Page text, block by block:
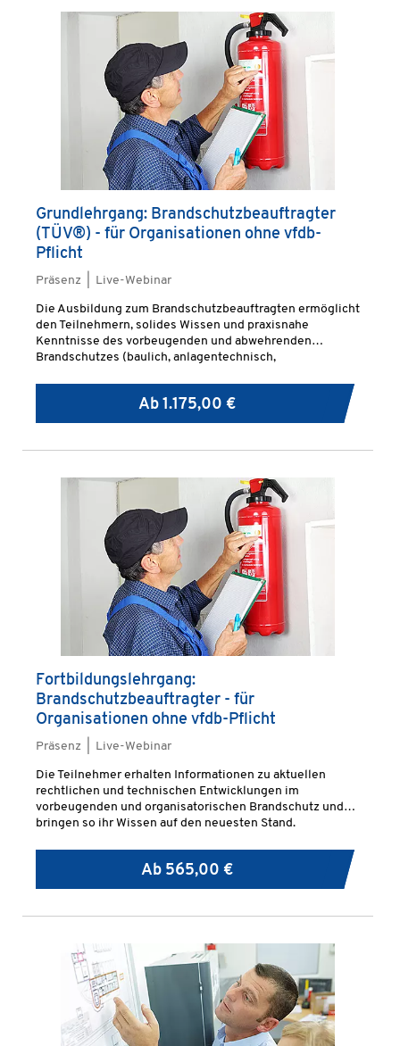
Grundlehrgang: Brandschutzbeauftragter
(TÜV®) - für Organisationen ohne vfdb-
Pflicht
Präsenz | Live-Webinar
Die Ausbildung zum Brandschutzbeauftragten ermöglicht
den Teilnehmern, solides Wissen und praxisnahe
Kenntnisse des vorbeugenden und abwehrenden
Brandschutzes (baulich, anlagentechnisch,
Ab 1.175,00 €
Fortbildungslehrgang:
Brandschutzbeauftragter - für
Organisationen ohne vfdb-Pflicht
Präsenz | Live-Webinar
Die Teilnehmer erhalten Informationen zu aktuellen
rechtlichen und technischen Entwicklungen im
vorbeugenden und organisatorischen Brandschutz und
bringen so ihr Wissen auf den neuesten Stand.
Ab 565,00 €